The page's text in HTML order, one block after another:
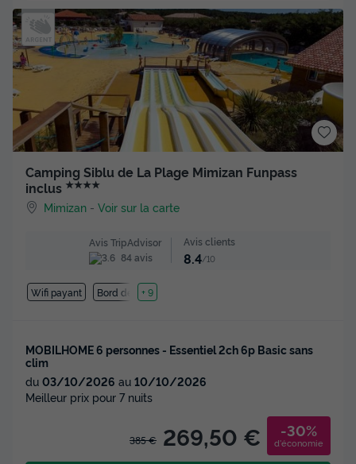
Camping Siblu de La Plage Mimizan Funpass
inclus ★★★★
Mimizan -Voir sur la carte
Avis TripAdvisor
84 avis
Avis clients
8.4/10
Wifi payant Bord de mer
+ 9
MOBILHOME 6 personnes - Essentiel 2ch 6p Basic sans
clim
du 03/10/2026 au 10/10/2026
Meilleur prix pour 7 nuits
385 € 269,50 € -30%
d'économie